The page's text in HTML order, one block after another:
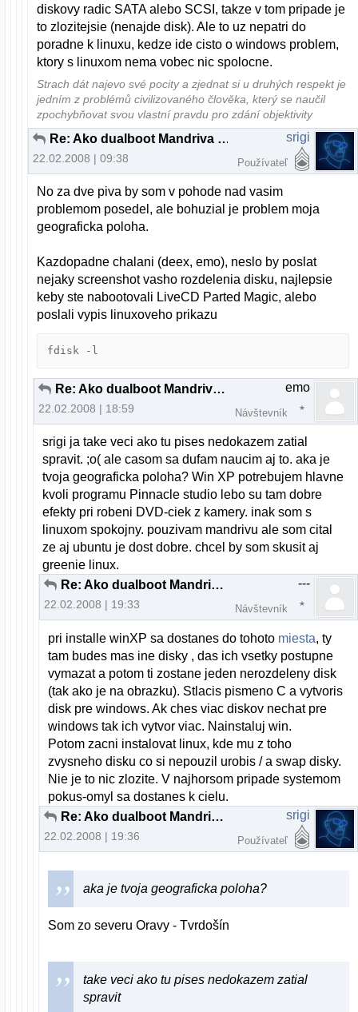
diskovy radic SATA alebo SCSI, takze v tom pripade je
to zlozitejsie (nenajde disk). Ale to uz nepatri do
poradne k linuxu, kedze ide cisto o windows problem,
ktory s linuxom nema vobec nic spolocne.
Strach dát najevo své pocity a zjednat si u druhých respekt je
jedním z problémů civilizovaného člověka, který se naučil
zpochybňovat svou vlastní pravdu pro zdání objektivity
Re: Ako dualboot Mandriva a XP
22.02.2008 | 09:38
srigi
Používateľ
No za dve piva by som v pohode nad vasim
problemom posedel, ale bohuzial je problem moja
geograficka poloha.
Kazdopadne chalani (deex, emo), neslo by poslat
nejaky screenshot vasho rozdelenia disku, najlepsie
keby ste nabootovali LiveCD Parted Magic, alebo
poslali vypis linuxoveho prikazu
fdisk -l
Re: Ako dualboot Mandriva a XP
22.02.2008 | 18:59
emo
Návštevník
srigi ja take veci ako tu pises nedokazem zatial
spravit. ;o( ale casom sa dufam naucim aj to. aka je
tvoja geograficka poloha? Win XP potrebujem hlavne
kvoli programu Pinnacle studio lebo su tam dobre
efekty pri robeni DVD-ciek z kamery. inak som s
linuxom spokojny. pouzivam mandrivu ale som cital
ze aj ubuntu je dost dobre. chcel by som skusit aj
greenie linux.
Re: Ako dualboot Mandriva a XP
22.02.2008 | 19:33
---
Návštevník
pri installe winXP sa dostanes do tohoto miesta, ty
tam budes mas ine disky , das ich vsetky postupne
vymazat a potom ti zostane jeden nerozdeleny disk
(tak ako je na obrazku). Stlacis pismeno C a vytvoris
disk pre windows. Ak ches viac diskov nechat pre
windows tak ich vytvor viac. Nainstaluj win.
Potom zacni instalovat linux, kde mu z toho
zvysneho disku co si nepouzil urobis / a swap disky.
Nie je to nic zlozite. V najhorsom pripade systemom
pokus-omyl sa dostanes k cielu.
Re: Ako dualboot Mandriva a XP
22.02.2008 | 19:36
srigi
Používateľ
aka je tvoja geograficka poloha?
Som zo severu Oravy - Tvrdošín
take veci ako tu pises nedokazem zatial
spravit